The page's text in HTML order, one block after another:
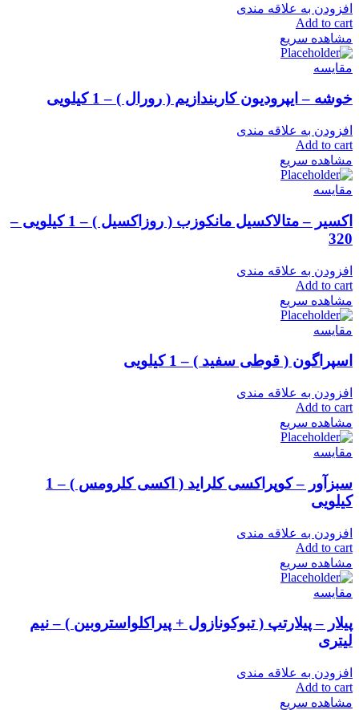
افزودن به علاقه مندی
Add to cart
مشاهده سریع
مقایسه
خوشه – ایپرودیون کاربندازیم ( رورال ) – 1 کیلویی
افزودن به علاقه مندی
Add to cart
مشاهده سریع
مقایسه
اکسیر – متالاکسیل مانکوزب ( روزاکسیل ) – 1 کیلویی –
320
افزودن به علاقه مندی
Add to cart
مشاهده سریع
مقایسه
اسپراگون ( قوطی سفید ) – 1 کیلویی
افزودن به علاقه مندی
Add to cart
مشاهده سریع
مقایسه
سبزآور – کوپراکسی کلراید ( اکسی کلرومس ) – 1
کیلویی
افزودن به علاقه مندی
Add to cart
مشاهده سریع
مقایسه
پیلار – پیلارتپ ( تبوکونازول + پیراکلواستروبین ) – نیم
لیتری
افزودن به علاقه مندی
Add to cart
مشاهده سریع